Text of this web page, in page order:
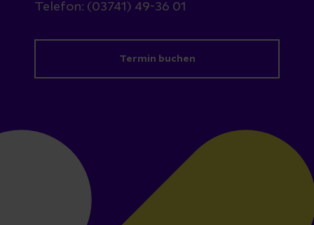
Telefon: (03741) 49-36 01
Termin buchen